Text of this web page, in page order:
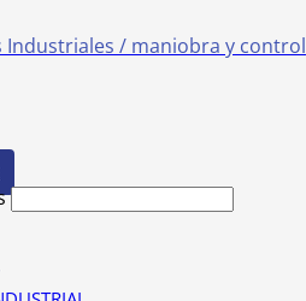
Industriales / maniobra y control